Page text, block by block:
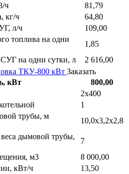
ч
81,79
кг/ч
64,80
л/ч
109,00
топлива на одни
1,85
на одни сутки, л
2 616,00
ТКУ-800 кВт Заказать
кВт
800,00
2х400
1
трубы, м
10,0х3,2х2,8
веса дымовой трубы,
7
м3
8 000,00
кВт/ч
13,50